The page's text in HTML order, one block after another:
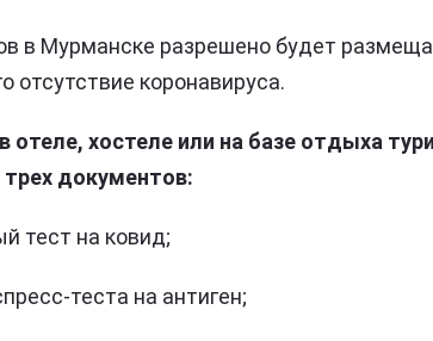
в Мурманске разрешено будет
коронавируса.
отеле, хостеле или на базе отдыха
документов:
тест на ковид;
теста на антиген;